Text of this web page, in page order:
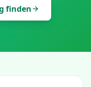
finden